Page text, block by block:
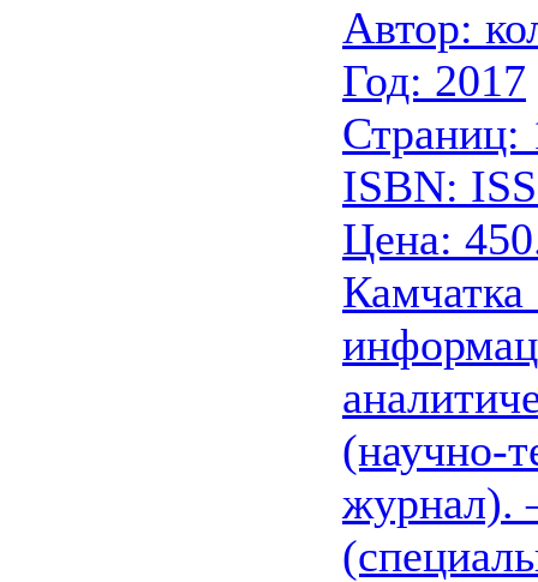
Автор:
Год: 2017
Страниц:
ISBN:
Цена:
(научно-